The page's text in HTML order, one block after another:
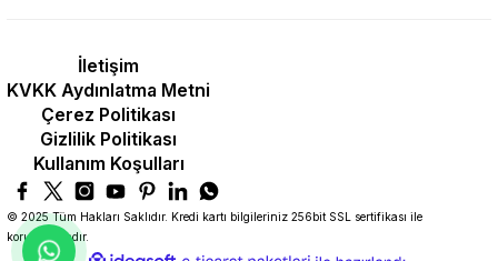
İletişim
KVKK Aydınlatma Metni
Çerez Politikası
Gizlilik Politikası
Kullanım Koşulları
© 2025 Tüm Hakları Saklıdır. Kredi kartı bilgileriniz 256bit SSL sertifikası ile
korunmaktadır.